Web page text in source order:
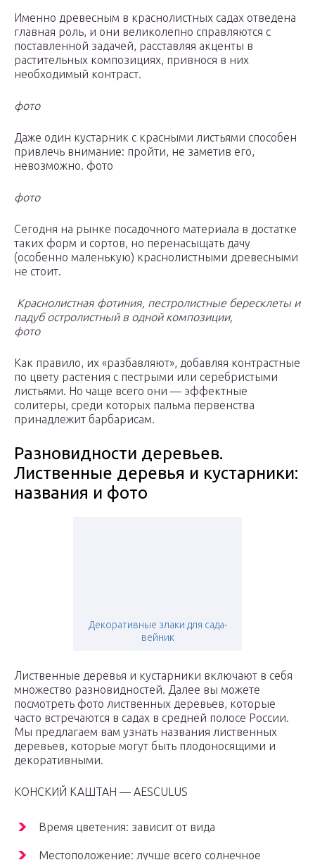
Именно древесным в краснолистных садах отведена
главная роль, и они великолепно справляются с
поставленной задачей, расставляя акценты в
растительных композициях, привнося в них
необходимый контраст.
фото
Даже один кустарник с красными листьями способен
привлечь внимание: пройти, не заметив его,
невозможно. фото
фото
Сегодня на рынке посадочного материала в достатке
таких форм и сортов, но перенасыщать дачу
(особенно маленькую) краснолистными древесными
не стоит.
Краснолистная фотиния, пестролистные бересклеты и
падуб остролистный в одной композиции,
фото
Как правило, их «разбавляют», добавляя контрастные
по цвету растения с пестрыми или серебристыми
листьями. Но чаще всего они — эффектные
солитеры, среди которых пальма первенства
принадлежит барбарисам.
Разновидности деревьев.
Лиственные деревья и кустарники:
названия и фото
Декоративные злаки для сада-
вейник
Лиственные деревья и кустарники включают в себя
множество разновидностей. Далее вы можете
посмотреть фото лиственных деревьев, которые
часто встречаются в садах в средней полосе России.
Мы предлагаем вам узнать названия лиственных
деревьев, которые могут быть плодоносящими и
декоративными.
КОНСКИЙ КАШТАН — AESCULUS
Время цветения: зависит от вида
Местоположение: лучше всего солнечное